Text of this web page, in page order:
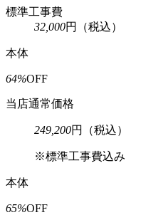
標準工事費
32,000円 （税込）
本体
64%OFF
当店通常価格
249,200円 （税込）
※標準工事費込み
本体
65%OFF